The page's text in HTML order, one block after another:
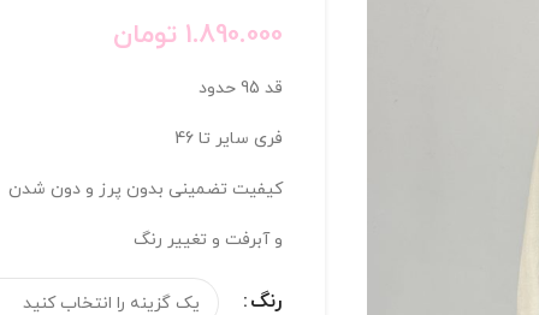
1.890.000 تومان
قد 95 حدود
فری سایر تا 46
کیفیت تضمینی بدون پرز و دون شدن
و آبرفت و تغییر رنگ
رنگ